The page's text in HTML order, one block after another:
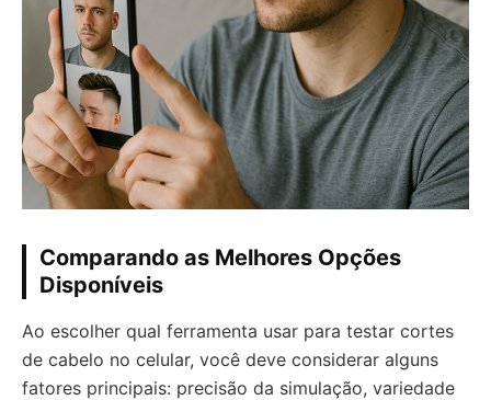
Comparando as Melhores Opções
Disponíveis
Ao escolher qual ferramenta usar para testar cortes
de cabelo no celular, você deve considerar alguns
fatores principais: precisão da simulação, variedade